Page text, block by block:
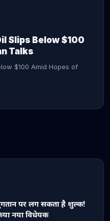
Slips Below $100
Talks
$100 Amid Hopes of
पर लग सकता है शुल्क!
नया विधेयक